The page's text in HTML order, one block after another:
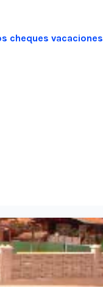
cheques vacaciones